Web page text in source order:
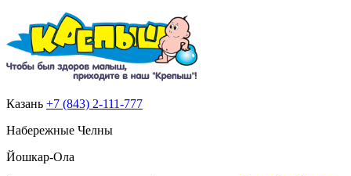
Казань +7 (843) 2-111-777
Набережные Челны
Йошкар-Ола